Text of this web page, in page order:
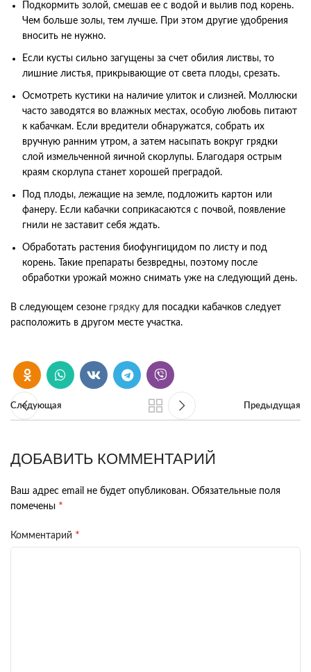
Подкормить золой, смешав ее с водой и вылив под корень.
Чем больше золы, тем лучше. При этом другие удобрения
вносить не нужно.
Если кусты сильно загущены за счет обилия листвы, то
лишние листья, прикрывающие от света плоды, срезать.
Осмотреть кустики на наличие улиток и слизней. Моллюски
часто заводятся во влажных местах, особую любовь питают
к кабачкам. Если вредители обнаружатся, собрать их
вручную ранним утром, а затем насыпать вокруг грядки
слой измельченной яичной скорлупы. Благодаря острым
краям скорлупа станет хорошей преградой.
Под плоды, лежащие на земле, подложить картон или
фанеру. Если кабачки соприкасаются с почвой, появление
гнили не заставит себя ждать.
Обработать растения биофунгицидом по листу и под
корень. Такие препараты безвредны, поэтому после
обработки урожай можно снимать уже на следующий день.
В следующем сезоне грядку для посадки кабачков следует
расположить в другом месте участка.
Следующая Предыдущая
ДОБАВИТЬ КОММЕНТАРИЙ
Ваш адрес email не будет опубликован. Обязательные поля
помечены *
Комментарий *